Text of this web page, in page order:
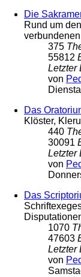
Die
Rund um
375
55812
Letzter
von
Das
Klöster,
440
30091
Letzter
von
Das
1070
47603
Letzter
von